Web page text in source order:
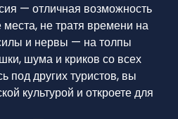
— отличная возможность
не тратя времени на
и нервы — на толпы
шума и криков со всех
под других туристов, вы
культурой и откроете для